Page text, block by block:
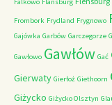
Frombork Frydland Frygnowo
Gajówka Garbów Garczegorze
Gawłowo Gawłów Gać
Gierwaty Gierłoż Giethoorn
Giżycko Giżycko Olsztyn